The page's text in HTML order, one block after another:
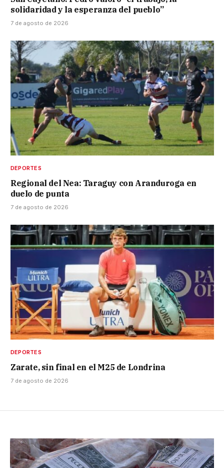
solidaridad y la esperanza del pueblo”
7 de agosto de 2026
DEPORTES
Regional del Nea: Taraguy con Aranduroga en
duelo de punta
7 de agosto de 2026
DEPORTES
Zarate, sin final en el M25 de Londrina
7 de agosto de 2026